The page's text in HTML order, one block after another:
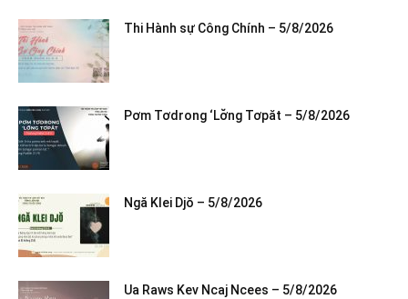
Thi Hành sự Công Chính – 5/8/2026
Pơm Tơdrong ‘Lơ̆ng Tơpăt – 5/8/2026
Ngă Klei Djŏ – 5/8/2026
Ua Raws Kev Ncaj Ncees – 5/8/2026